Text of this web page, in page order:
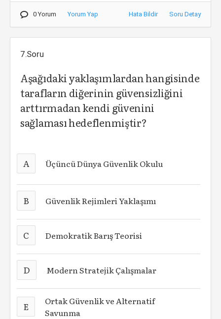
0 Yorum Yorum Yap Hata Bildir Soru Detay
7.Soru
Aşağıdaki yaklaşımlardan hangisinde
tarafların diğerinin güvensizliğini
arttırmadan kendi güvenini
sağlaması hedeflenmiştir?
A Üçüncü Dünya Güvenlik Okulu
B Güvenlik Rejimleri Yaklaşımı
C Demokratik Barış Teorisi
D Modern Stratejik Çalışmalar
E
Ortak Güvenlik ve Alternatif
Savunma